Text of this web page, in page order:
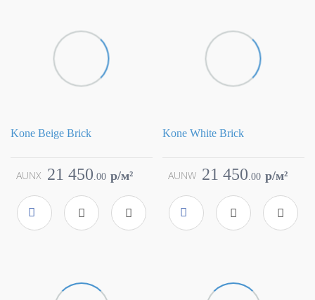
Kone Beige Brick
Atlas Concorde
Страна
Италия
Размер
Цвет
бежевый
Поверхность
матовая
21 450.00 p/м²
AUNX
Kone White Brick
Atlas Concorde
Страна
Италия
Размер
Цвет
белый
Поверхность
матовая
21 450.00 p/м²
AUNW